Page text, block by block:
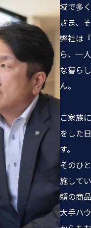
域で多
さま、
弊社は
ら、一
な暮ら
ん。
ご家族
をした
す。
そのひ
施して
頼の商
大手ハ